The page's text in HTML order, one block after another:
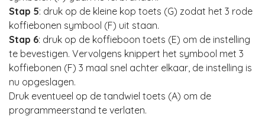
Stap 5: druk op de kleine kop toets (G) zodat het 3 rode
koffiebonen symbool (F) uit staan.
Stap 6: druk op de koffieboon toets (E) om de instelling
te bevestigen. Vervolgens knippert het symbool met 3
koffiebonen (F) 3 maal snel achter elkaar, de instelling is
nu opgeslagen.
Druk eventueel op de tandwiel toets (A) om de
programmeerstand te verlaten.